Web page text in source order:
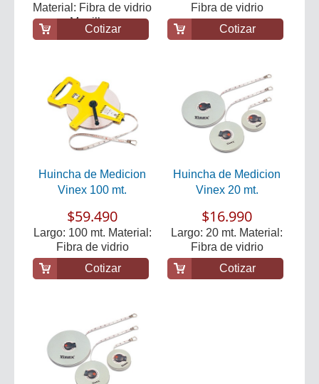
Material: Fibra de vidrio
Manilla...
Cotizar
Fibra de vidrio
Cotizar
Huincha de Medicion
Vinex 100 mt.
$59.490
Largo: 100 mt. Material:
Fibra de vidrio
Cotizar
Huincha de Medicion
Vinex 20 mt.
$16.990
Largo: 20 mt. Material:
Fibra de vidrio
Cotizar